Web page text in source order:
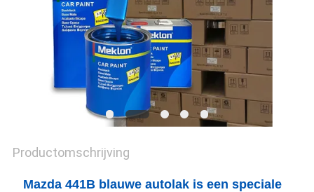
Productomschrijving
Mazda 441B blauwe autolak is een speciale